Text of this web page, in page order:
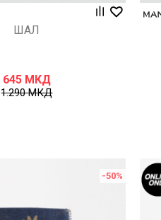
ШАЛ
645 МКД
1.290МКД
-50%